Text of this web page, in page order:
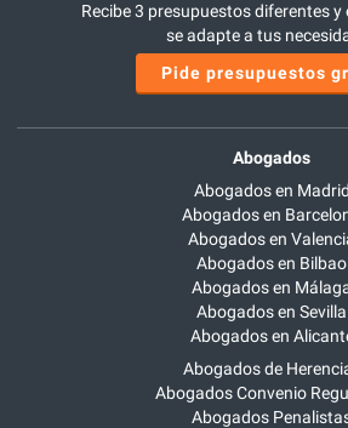
Recibe 3 presupuestos diferentes y
se adapte a tus
Pide presupuestos
Abogados
Abogados en Madrid
Abogados en
Abogados en
Abogados en Bilbao
Abogados en
Abogados en Sevilla
Abogados en
Abogados de
Abogados Convenio
Abogados